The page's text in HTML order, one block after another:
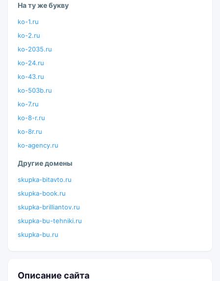
На ту же букву
ko-1.ru
ko-2.ru
ko-2035.ru
ko-24.ru
ko-43.ru
ko-503b.ru
ko-7.ru
ko-8-r.ru
ko-8r.ru
ko-agency.ru
Другие домены
skupka-bitavto.ru
skupka-book.ru
skupka-brilliantov.ru
skupka-bu-tehniki.ru
skupka-bu.ru
Описание сайта